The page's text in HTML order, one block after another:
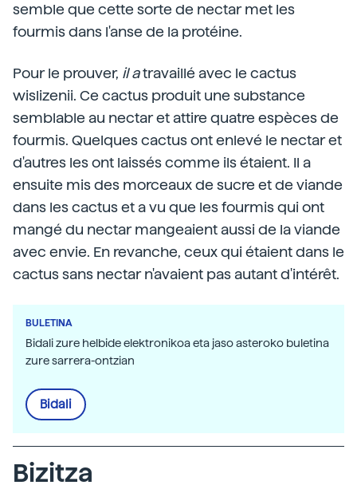
semble que cette sorte de nectar met les
fourmis dans l'anse de la protéine.
Pour le prouver, il atravaillé avec le cactus
wislizenii. Ce cactus produit une substance
semblable au nectar et attire quatre espèces de
fourmis. Quelques cactus ont enlevé le nectar et
d'autres les ont laissés comme ils étaient. Il a
ensuite mis des morceaux de sucre et de viande
dans les cactus et a vu que les fourmis qui ont
mangé du nectar mangeaient aussi de la viande
avec envie. En revanche, ceux qui étaient dans le
cactus sans nectar n'avaient pas autant d'intérêt.
BULETINA
Bidali zure helbide elektronikoa eta jaso asteroko buletina
zure sarrera-ontzian
Bidali
Bizitza